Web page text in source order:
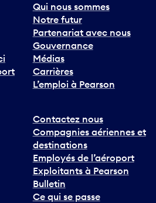
Qui nous sommes
Notre futur
Partenariat avec nous
Gouvernance
Médias
Carrières
L’emploi à Pearson
Contactez nous
Compagnies aériennes et
destinations
Employés de l’aéroport
Exploitants à Pearson
Bulletin
Ce qui se passe